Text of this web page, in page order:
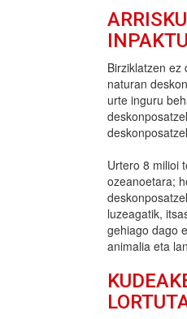
Birziklatzen ez
naturan
urte inguru
Urtero 8 milioi
ozeanoetara;
luzeagatik,
gehiago dago
animalia eta